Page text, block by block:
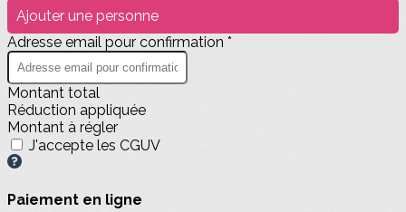
Ajouter une personne
Adresse email pour confirmation *
Montant total
Réduction appliquée
Montant à régler
J'accepte les CGUV
Paiement en ligne